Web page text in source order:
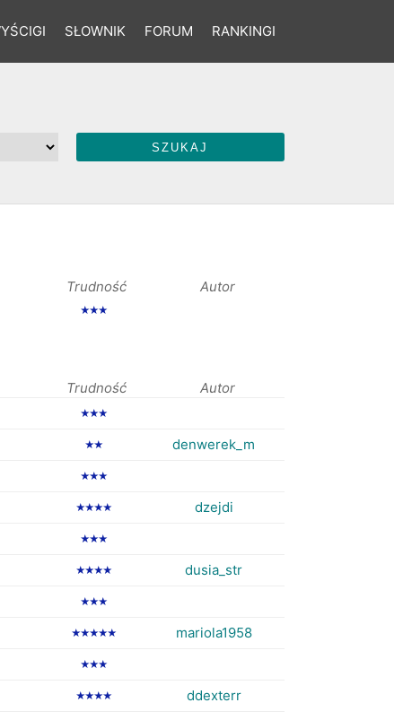
SŁOWNIK FORUM RANKINGI
Trudność Autor
★★★
Trudność Autor
★★★
★★ denwerek_m
★★★
★★★★ dzejdi
★★★
★★★★ dusia_str
★★★
★★★★★ mariola1958
★★★
★★★★ ddexterr